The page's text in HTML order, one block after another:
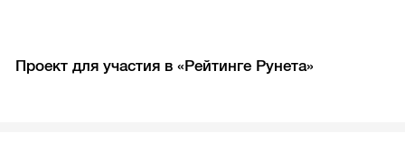
Проект для участия в «Рейтинге Рунета»